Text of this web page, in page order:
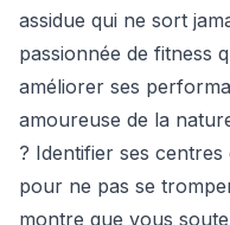
assidue qui ne sort
passionnée de fitness
améliorer ses
amoureuse de la
? Identifier ses
pour ne pas se
montre que vous